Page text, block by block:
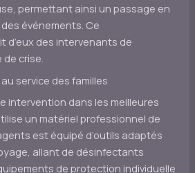
permettant ainsi un passage en
événements. Ce
d’eux des intervenants de
crise.
service des familles
intervention dans les meilleures
un matériel professionnel de
est équipé d’outils adaptés
allant de désinfectants
de protection individuelle